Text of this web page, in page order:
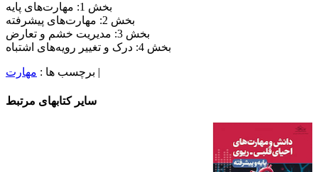
بخش 1: مهارت‌های پایه
بخش 2: مهارت‌های پیشرفته
بخش 3: مدیریت خشم و تعارض
بخش 4: درک و تغییر رویه‌های اشتباه
برچسب ها : مهارت |
سایر کتابهای مرتبط